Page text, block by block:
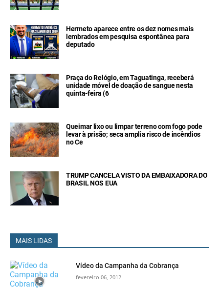
Hermeto aparece entre os dez nomes mais
lembrados em pesquisa espontânea para
deputado
Praça do Relógio, em Taguatinga, receberá
unidade móvel de doação de sangue nesta
quinta-feira (6
Queimar lixo ou limpar terreno com fogo pode
levar à prisão; seca amplia risco de incêndios
no Ce
TRUMP CANCELA VISTO DA EMBAIXADORA DO
BRASIL NOS EUA
MAIS LIDAS
Vídeo da Campanha da Cobrança
fevereiro 06, 2012